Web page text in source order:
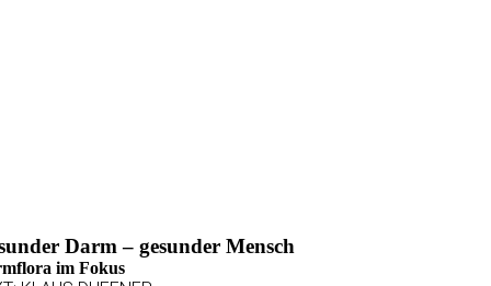
Darm – gesunder Mensch
im Fokus